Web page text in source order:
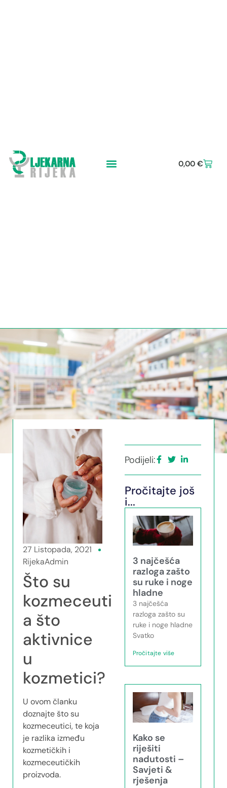
0,00 €
27 Listopada, 2021
RijekaAdmin
Što su
kozmeceutici,
a što
aktivnice
u
kozmetici?
U ovom članku
doznajte što su
kozmeceutici, te koja
je razlika između
kozmetičkih i
kozmeceutičkih
proizvoda.
Podijeli:
Pročitajte još
i...
3 najčešća
razloga zašto
su ruke i noge
hladne
3 najčešća
razloga zašto su
ruke i noge hladne
Svatko
Pročitajte više
Kako se
riješiti
nadutosti –
Savjeti &
rješenja